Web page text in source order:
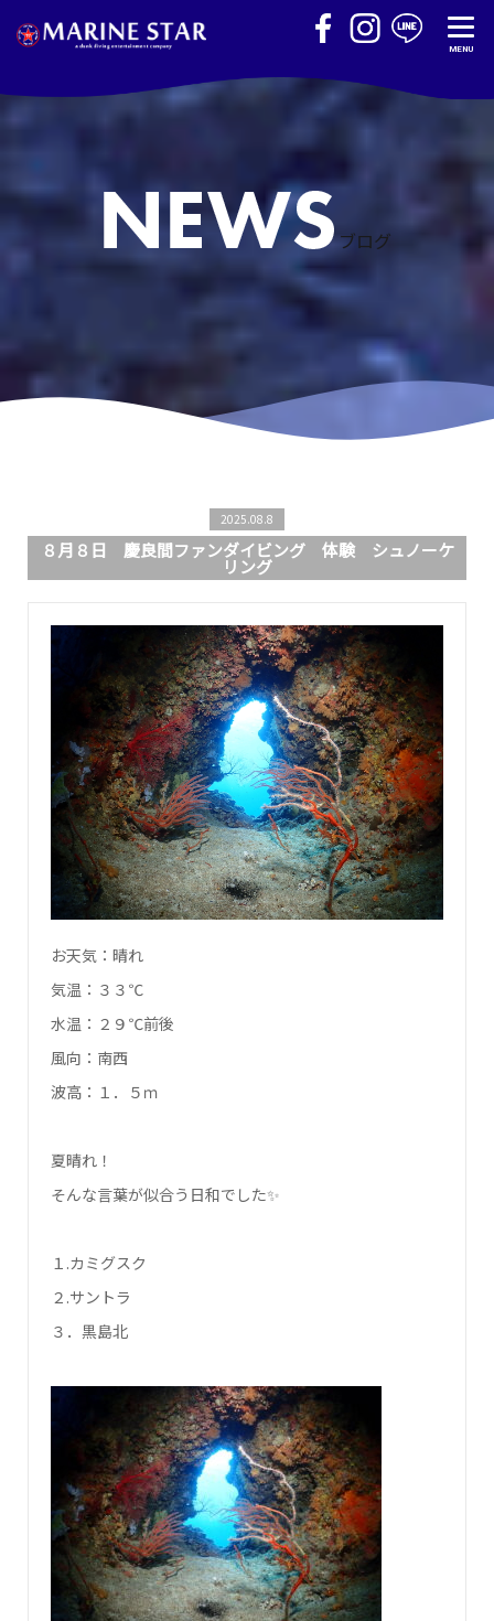
MENU
ブログ
2025.08.8
８月８日 慶良間ファンダイビング 体験 シュノーケ
リング
お天気：晴れ
気温：３３℃
水温：２９℃前後
風向：南西
波高：１．５ｍ
夏晴れ！
そんな言葉が似合う日和でした✨
１.カミグスク
２.サントラ
３．黒島北